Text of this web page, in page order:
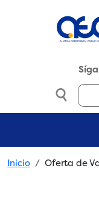
Inicio Oferta de